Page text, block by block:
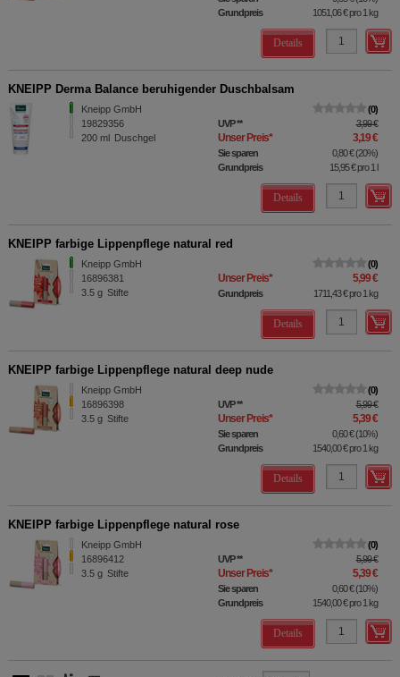
Grundpreis
1051,06 €pro 1 kg
Details
KNEIPP Derma Balance beruhigender Duschbalsam
Kneipp GmbH
19829356
200 ml Duschgel
0
UVP** 3,99 €
Unser Preis* 3,19 €
Sie sparen 0,80 €(20%)
Grundpreis
15,95 €pro 1 l
Details
KNEIPP farbige Lippenpflege natural red
Kneipp GmbH
16896381
3.5 g Stifte
0
Unser Preis* 5,99 €
Grundpreis 1711,43 €pro 1 kg
Details
KNEIPP farbige Lippenpflege natural deep nude
Kneipp GmbH
16896398
3.5 g Stifte
0
UVP** 5,99 €
Unser Preis* 5,39 €
Sie sparen 0,60 €(10%)
Grundpreis
1540,00 €pro 1 kg
Details
KNEIPP farbige Lippenpflege natural rose
Kneipp GmbH
16896412
3.5 g Stifte
0
UVP** 5,99 €
Unser Preis* 5,39 €
Sie sparen 0,60 €(10%)
Grundpreis
1540,00 €pro 1 kg
Details